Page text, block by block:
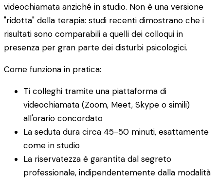
videochiamata anziché in studio. Non è una versione
"ridotta" della terapia: studi recenti dimostrano che i
risultati sono comparabili a quelli dei colloqui in
presenza per gran parte dei disturbi psicologici.
Come funziona in pratica:
Ti colleghi tramite una piattaforma di
videochiamata (Zoom, Meet, Skype o simili)
all'orario concordato
La seduta dura circa 45-50 minuti, esattamente
come in studio
La riservatezza è garantita dal segreto
professionale, indipendentemente dalla modalità